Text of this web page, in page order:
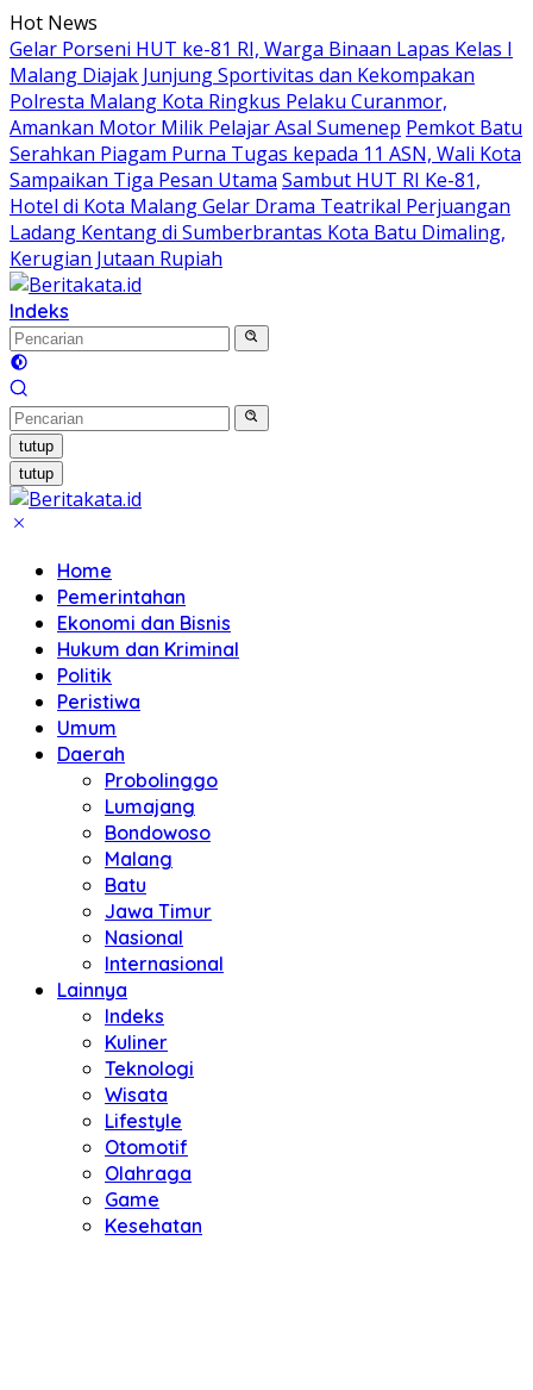
Langsung
ke
konten
Hot News
Gelar Porseni HUT ke-81 RI, Warga Binaan Lapas Kelas I
Malang Diajak Junjung Sportivitas dan Kekompakan
Polresta Malang Kota Ringkus Pelaku Curanmor,
Amankan Motor Milik Pelajar Asal Sumenep Pemkot Batu
Serahkan Piagam Purna Tugas kepada 11 ASN, Wali Kota
Sampaikan Tiga Pesan Utama Sambut HUT RI Ke-81,
Hotel di Kota Malang Gelar Drama Teatrikal Perjuangan
Ladang Kentang di Sumberbrantas Kota Batu Dimaling,
Kerugian Jutaan Rupiah
Indeks
tutup
tutup
Home
Pemerintahan
Ekonomi dan Bisnis
Hukum dan Kriminal
Politik
Peristiwa
Umum
Daerah
Probolinggo
Lumajang
Bondowoso
Malang
Batu
Jawa Timur
Nasional
Internasional
Lainnya
Indeks
Kuliner
Teknologi
Wisata
Lifestyle
Otomotif
Olahraga
Game
Kesehatan